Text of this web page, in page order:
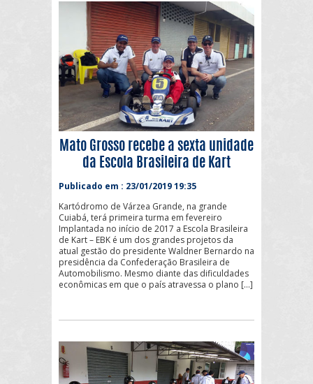
Mato Grosso recebe a sexta unidade
da Escola Brasileira de Kart
Publicado em : 23/01/2019 19:35
Kartódromo de Várzea Grande, na grande
Cuiabá, terá primeira turma em fevereiro
Implantada no início de 2017 a Escola Brasileira
de Kart – EBK é um dos grandes projetos da
atual gestão do presidente Waldner Bernardo na
presidência da Confederação Brasileira de
Automobilismo. Mesmo diante das dificuldades
econômicas em que o país atravessa o plano […]